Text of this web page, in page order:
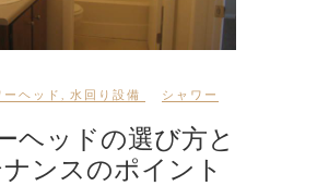
ーヘッド 水回り設備 シャワー
ヘッドの選び方と
ンスのポイント